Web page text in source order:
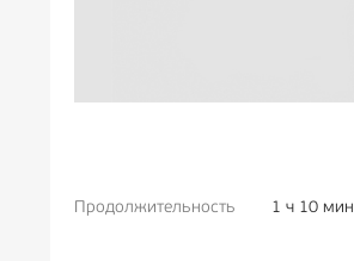
Продолжительность 1 ч 10 мин